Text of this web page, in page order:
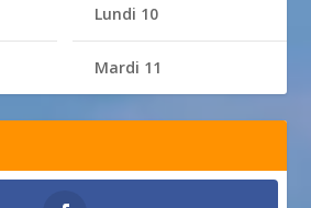
Lundi 10
Mardi 11